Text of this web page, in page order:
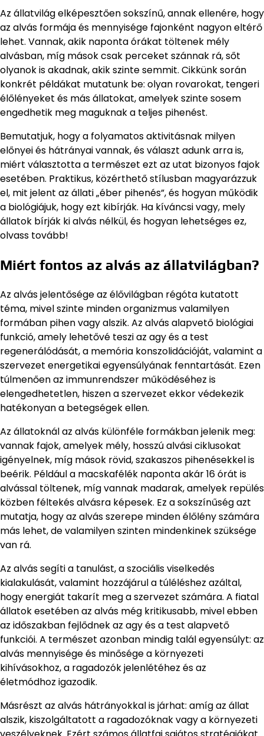
Az állatvilág elképesztően sokszínű, annak ellenére, hogy
az alvás formája és mennyisége fajonként nagyon eltérő
lehet. Vannak, akik naponta órákat töltenek mély
alvásban, míg mások csak perceket szánnak rá, sőt
olyanok is akadnak, akik szinte semmit. Cikkünk során
konkrét példákat mutatunk be: olyan rovarokat, tengeri
élőlényeket és más állatokat, amelyek szinte sosem
engedhetik meg maguknak a teljes pihenést.
Bemutatjuk, hogy a folyamatos aktivitásnak milyen
előnyei és hátrányai vannak, és választ adunk arra is,
miért választotta a természet ezt az utat bizonyos fajok
esetében. Praktikus, közérthető stílusban magyarázzuk
el, mit jelent az állati „éber pihenés”, és hogyan működik
a biológiájuk, hogy ezt kibírják. Ha kíváncsi vagy, mely
állatok bírják ki alvás nélkül, és hogyan lehetséges ez,
olvass tovább!
Miért fontos az alvás az állatvilágban?
Az alvás jelentősége az élővilágban régóta kutatott
téma, mivel szinte minden organizmus valamilyen
formában pihen vagy alszik. Az alvás alapvető biológiai
funkció, amely lehetővé teszi az agy és a test
regenerálódását, a memória konszolidációját, valamint a
szervezet energetikai egyensúlyának fenntartását. Ezen
túlmenően az immunrendszer működéséhez is
elengedhetetlen, hiszen a szervezet ekkor védekezik
hatékonyan a betegségek ellen.
Az állatoknál az alvás különféle formákban jelenik meg:
vannak fajok, amelyek mély, hosszú alvási ciklusokat
igényelnek, míg mások rövid, szakaszos pihenésekkel is
beérik. Például a macskafélék naponta akár 16 órát is
alvással töltenek, míg vannak madarak, amelyek repülés
közben féltekés alvásra képesek. Ez a sokszínűség azt
mutatja, hogy az alvás szerepe minden élőlény számára
más lehet, de valamilyen szinten mindenkinek szüksége
van rá.
Az alvás segíti a tanulást, a szociális viselkedés
kialakulását, valamint hozzájárul a túléléshez azáltal,
hogy energiát takarít meg a szervezet számára. A fiatal
állatok esetében az alvás még kritikusabb, mivel ebben
az időszakban fejlődnek az agy és a test alapvető
funkciói. A természet azonban mindig talál egyensúlyt: az
alvás mennyisége és minősége a környezeti
kihívásokhoz, a ragadozók jelenlétéhez és az
életmódhoz igazodik.
Másrészt az alvás hátrányokkal is járhat: amíg az állat
alszik, kiszolgáltatott a ragadozóknak vagy a környezeti